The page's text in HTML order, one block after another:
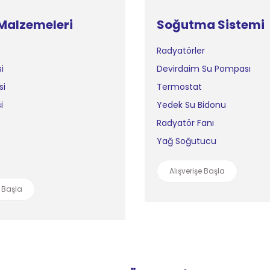
Başla
Soğutma Sistemi
Radyatörler
Devirdaim Su Pompası
Termostat
Yedek Su Bidonu
Radyatör Fanı
Yağ Soğutucu
Alışverişe Başla